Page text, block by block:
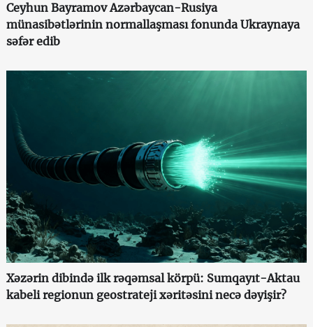
Ceyhun Bayramov Azərbaycan-Rusiya
münasibətlərinin normallaşması fonunda Ukraynaya
səfər edib
Xəzərin dibində ilk rəqəmsal körpü: Sumqayıt-Aktau
kabeli regionun geostrateji xəritəsini necə dəyişir?